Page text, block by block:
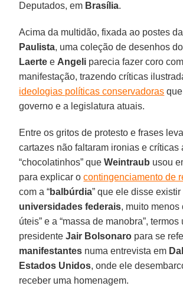
Deputados, em Brasília.
Acima da multidão, fixada ao postes da
Paulista, uma coleção de desenhos
Laerte e Angeli parecia fazer coro
manifestação, trazendo críticas
ideologias políticas conservadoras
governo e a legislatura atuais.
Entre os gritos de protesto e frases
cartazes não faltaram ironias e críticas
“chocolatinhos” queWeintraub usou
para explicar ocontingenciamento de
com a “balbúrdia” que ele disse existir
universidades federais, muito menos
úteis” e a “massa de manobra”,
presidenteJair Bolsonaro para se
manifestantes numa entrevista em
Estados Unidos, onde ele
receber uma homenagem.